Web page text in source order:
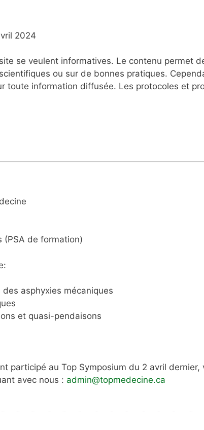
2024
se veulent informatives. Le contenu permet
ou sur de bonnes pratiques.
toute information diffusée. Les protocoles et
(PSA de formation)
asphyxies mécaniques
et quasi-pendaisons
participé au Top Symposium du 2 avril dernier,
avec nous : admin@topmedecine.ca